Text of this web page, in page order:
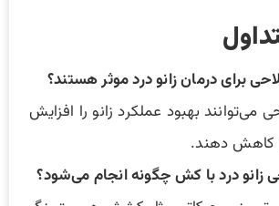
می‌توانند بهبود عملکرد زانو را افزایش
کاهش دهند.